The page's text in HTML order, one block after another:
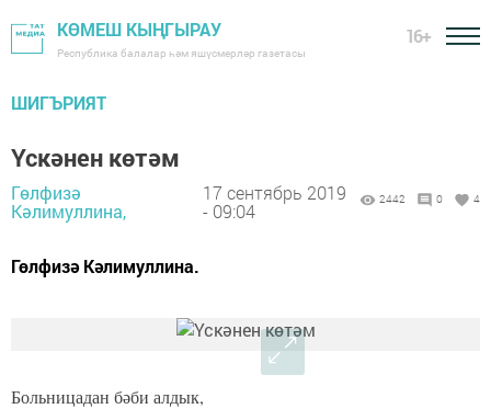
КӨМЕШ КЫҢГЫРАУ
Республика балалар һәм яшүсмерләр газетасы
16+
ШИГЪРИЯТ
Үскәнен көтәм
Гөлфизә
Кәлимуллина,
17 сентябрь 2019
- 09:04
2442 0 4
Гөлфизә Кәлимуллина.
Больницадан бәби алдык,